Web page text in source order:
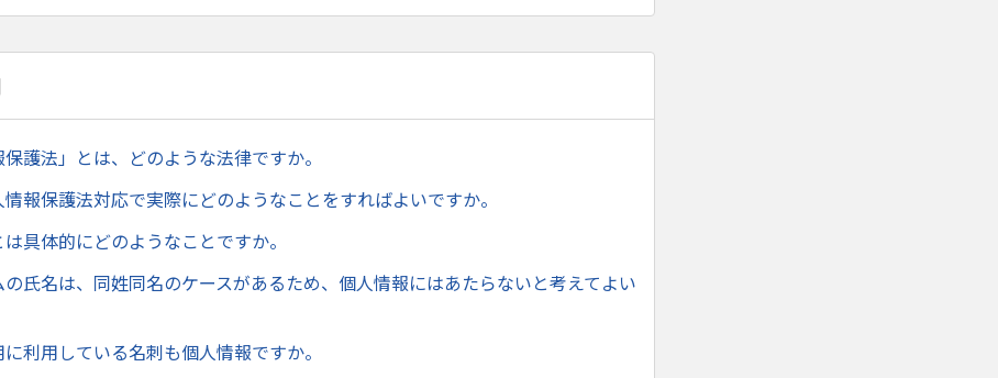
保護法」とは、どのような法律ですか。
報保護法対応で実際にどのようなことをすればよいですか。
具体的にどのようなことですか。
の氏名は、同姓同名のケースがあるため、個人情報にはあたらないと考えてよい
利用している名刺も個人情報ですか。